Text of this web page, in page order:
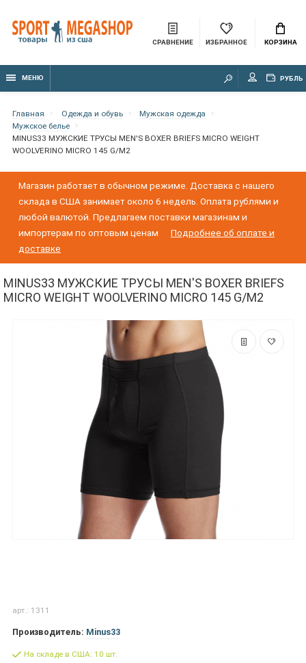
СРАВНЕНИЕ ИЗБРАННОЕ КОРЗИНА
МЕНЮ РУБЛЬ
Главная Одежда и обувь
Мужская одежда
Мужское белье
MINUS33 МУЖСКИЕ ТРУСЫ MEN'S BOXER BRIEFS MICRO WEIGHT
WOOLVERINO MICRO 145 G/M2
Магазин работает в обычном режиме. Доставка с нашего
склада в США занимает около 6 недель. Оплата рублями и
любой валютой. Предлагаем поставки магазинам и
импортерам по оптовым ценам
Подробнее об оплате и
доставке
MINUS33 МУЖСКИЕ ТРУСЫ MEN'S BOXER BRIEFS
MICRO WEIGHT WOOLVERINO MICRO 145 G/M2
арт.: 1311
Производитель: Minus33
На складе в США: 10 шт.